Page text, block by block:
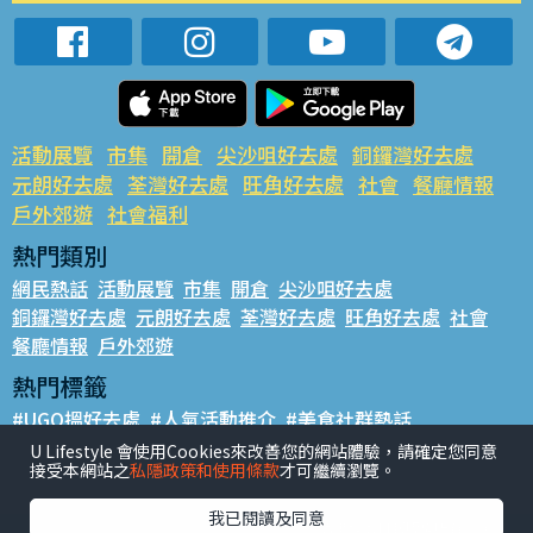
活動展覽 市集 開倉 尖沙咀好去處 銅鑼灣好去處
元朗好去處 荃灣好去處 旺角好去處 社會 餐廳情報
戶外郊遊 社會福利
熱門類別
網民熱話 活動展覽 市集 開倉 尖沙咀好去處
銅鑼灣好去處 元朗好去處 荃灣好去處 旺角好去處 社會
餐廳情報 戶外郊遊
熱門標籤
#UGO搵好去處 #人氣活動推介 #美食社群熱話
#親子玩樂好去處 #ULifestyle應用程式 #限時搶
#UJetso禮物放送 #ULifestyle商戶中心 #著數
香港經濟日報版權所有©2026
U Lifestyle 會使用Cookies來改善您的網站體驗，請確定您同意
接受本網站之私隱政策和使用條款才可繼續瀏覽。
我已閱讀及同意